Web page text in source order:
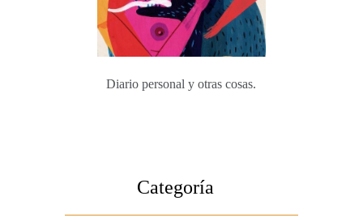
Diario personal y otras cosas.
Categoría